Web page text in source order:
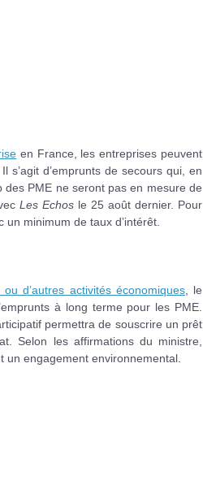
en France, les entreprises peuvent
s’agit d’emprunts de secours qui, en
PME ne seront pas en mesure de
Les Echos le 25 août dernier. Pour
minimum de taux d’intérêt.
d’autres activités économiques, le
à long terme pour les PME.
permettra de souscrire un prêt
Selon les affirmations du ministre,
un engagement environnemental.